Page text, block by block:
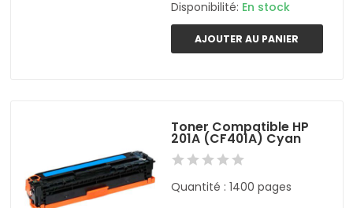
Disponibilité: En stock
AJOUTER AU PANIER
Toner Compatible HP
201A (CF401A) Cyan
Quantité : 1400 pages